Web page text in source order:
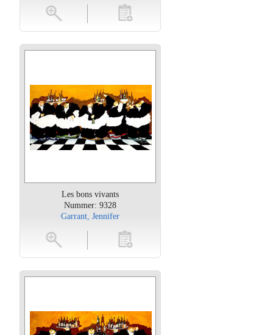
toevoegen
Les bons vivants
Nummer: 9328
Garrant, Jennifer
toevoegen